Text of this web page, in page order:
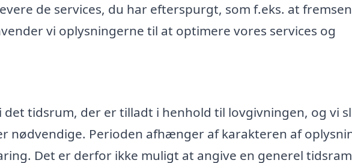
de services, du har efterspurgt, som f.eks. at
vi oplysningerne til at optimere vores services og
det tidsrum, der er tilladt i henhold til lovgivningen, og vi
nødvendige. Perioden afhænger af karakteren af
Det er derfor ikke muligt at angive en generel